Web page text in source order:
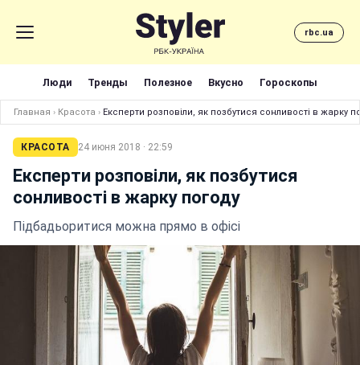
rbc.ua
Люди Тренды Полезное Вкусно Гороскопы
Главная › Красота › Експерти розповіли, як позбутися сонливості в жарку
КРАСОТА 24 июня 2018 · 22:59
Експерти розповіли, як позбутися
сонливості в жарку погоду
Підбадьоритися можна прямо в офісі